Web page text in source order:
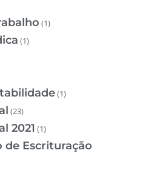
(1)
(1)
(1)
(23)
2021 (1)
de Escrituração